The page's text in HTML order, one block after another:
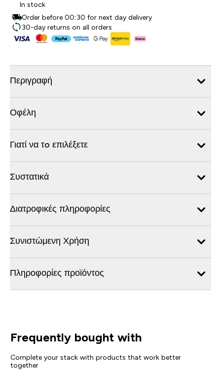
In stock
Order before 00:30 for next day delivery
30-day returns on all orders
Περιγραφή
Οφέλη
Γιατί να τo επιλέξετε
Συστατικά
Διατροφικές πληροφορίες
Συνιστώμενη Χρήση
Πληροφορίες προϊόντος
Frequently bought with
Complete your stack with products that work better
together